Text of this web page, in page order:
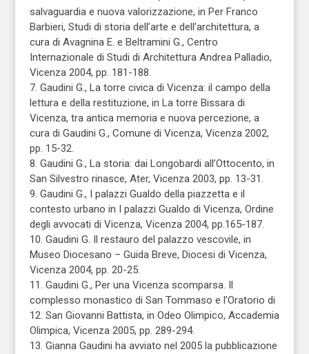
salvaguardia e nuova valorizzazione, in Per Franco
Barbieri, Studi di storia dell’arte e dell’architettura, a
cura di Avagnina E. e Beltramini G., Centro
Internazionale di Studi di Architettura Andrea Palladio,
Vicenza 2004, pp. 181-188.
7. Gaudini G., La torre civica di Vicenza: il campo della
lettura e della restituzione, in La torre Bissara di
Vicenza, tra antica memoria e nuova percezione, a
cura di Gaudini G., Comune di Vicenza, Vicenza 2002,
pp. 15-32.
8. Gaudini G., La storia: dai Longobardi all’Ottocento, in
San Silvestro rinasce, Ater, Vicenza 2003, pp. 13-31.
9. Gaudini G., I palazzi Gualdo della piazzetta e il
contesto urbano in I palazzi Gualdo di Vicenza, Ordine
degli avvocati di Vicenza, Vicenza 2004, pp.165-187.
10. Gaudini G. Il restauro del palazzo vescovile, in
Museo Diocesano – Guida Breve, Diocesi di Vicenza,
Vicenza 2004, pp. 20-25.
11. Gaudini G., Per una Vicenza scomparsa. Il
complesso monastico di San Tommaso e l’Oratorio di
12. San Giovanni Battista, in Odeo Olimpico, Accademia
Olimpica, Vicenza 2005, pp. 289-294.
13. Gianna Gaudini ha avviato nel 2005 la pubblicazione